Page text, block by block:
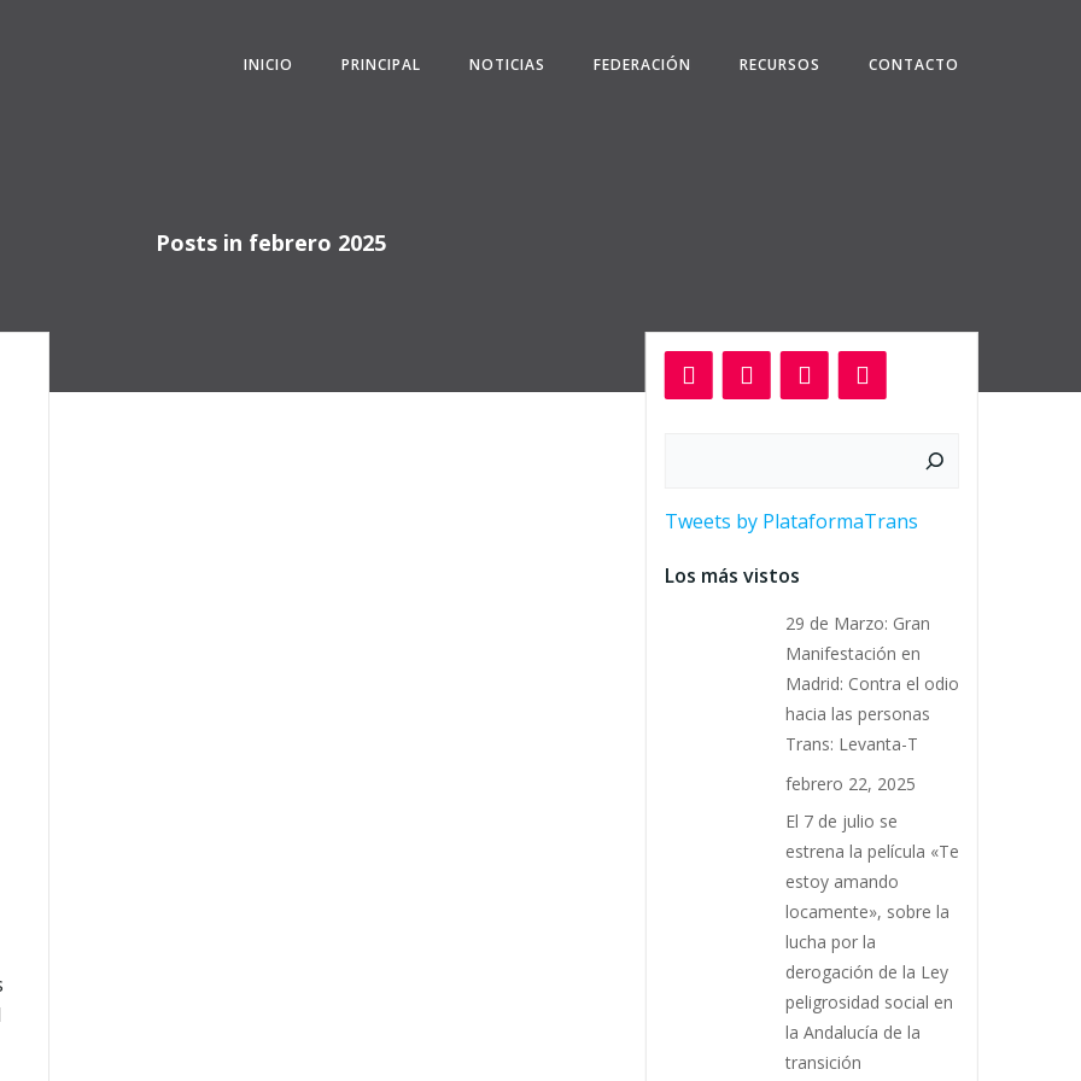
INICIO PRINCIPAL NOTICIAS FEDERACIÓN RECURSOS CONTACTO
Posts in febrero 2025
Tweets by PlataformaTrans
Los más vistos
29 de Marzo: Gran
Manifestación en
Madrid: Contra el odio
hacia las personas
Trans: Levanta-T
febrero 22, 2025
El 7 de julio se
estrena la película «Te
estoy amando
locamente», sobre la
lucha por la
derogación de la Ley
peligrosidad social en
la Andalucía de la
transición